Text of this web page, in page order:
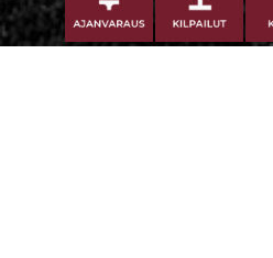
Iitti Golf